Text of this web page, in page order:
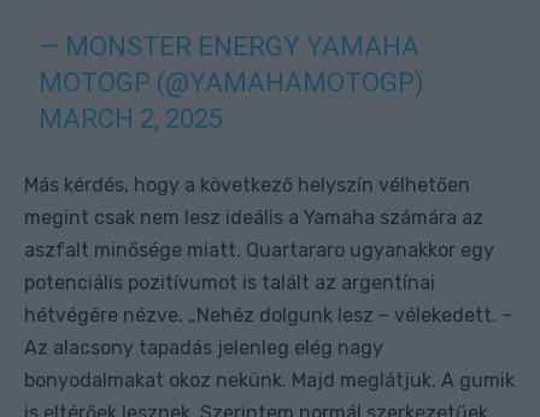
— MONSTER ENERGY YAMAHA
MOTOGP (@YAMAHAMOTOGP)
MARCH 2, 2025
Más kérdés, hogy a következő helyszín vélhetően
megint csak nem lesz ideális a Yamaha számára az
aszfalt minősége miatt. Quartararo ugyanakkor egy
potenciális pozitívumot is talált az argentínai
hétvégére nézve. „Nehéz dolgunk lesz – vélekedett. –
Az alacsony tapadás jelenleg elég nagy
bonyodalmakat okoz nekünk. Majd meglátjuk. A gumik